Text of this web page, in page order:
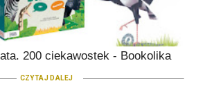
200 ciekawostek - Bookolika
CZYTAJ DALEJ